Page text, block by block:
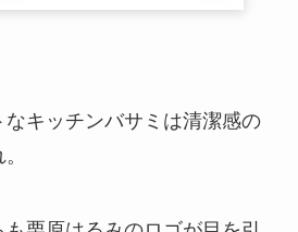
キッチンバサミは清潔感の